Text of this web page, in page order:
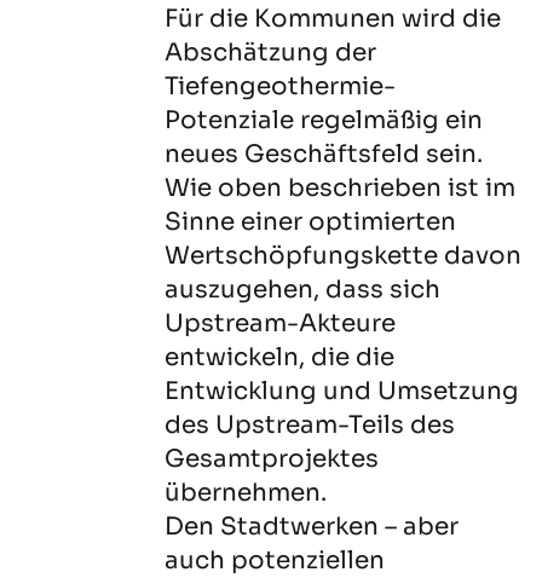
Für die Kommunen wird die
Abschätzung der
Tiefengeothermie-
Potenziale regelmäßig ein
neues Geschäftsfeld sein.
Wie oben beschrieben ist im
Sinne einer optimierten
Wertschöpfungskette davon
auszugehen, dass sich
Upstream-Akteure
entwickeln, die die
Entwicklung und Umsetzung
des Upstream-Teils des
Gesamtprojektes
übernehmen.
Den Stadtwerken – aber
auch potenziellen